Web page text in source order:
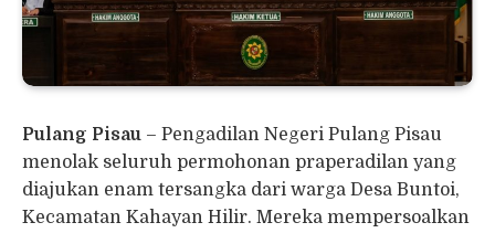
Pulang Pisau – Pengadilan Negeri Pulang Pisau
menolak seluruh permohonan praperadilan yang
diajukan enam tersangka dari warga Desa Buntoi,
Kecamatan Kahayan Hilir. Mereka mempersoalkan